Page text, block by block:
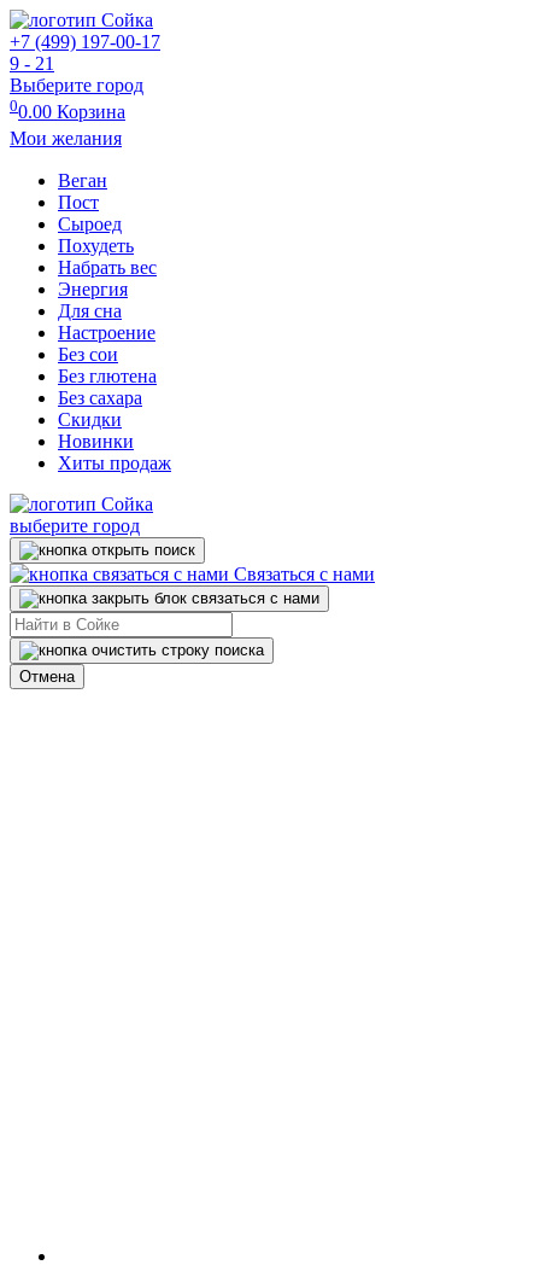
+7 (499) 197-00-17
9 - 21
Выберите город
00.00 Корзина
Мои желания
Веган
Пост
Сыроед
Похудеть
Набрать вес
Энергия
Для сна
Настроение
Без сои
Без глютена
Без сахара
Скидки
Новинки
Хиты продаж
выберите город
Связаться с нами
Отмена